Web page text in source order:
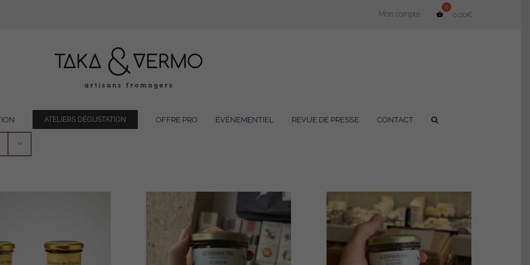
Mon compte 0,00€
ATELIERS DÉGUSTATION OFFRE PRO ÉVÉNEMENTIEL REVUE DE PRESSE CONTACT